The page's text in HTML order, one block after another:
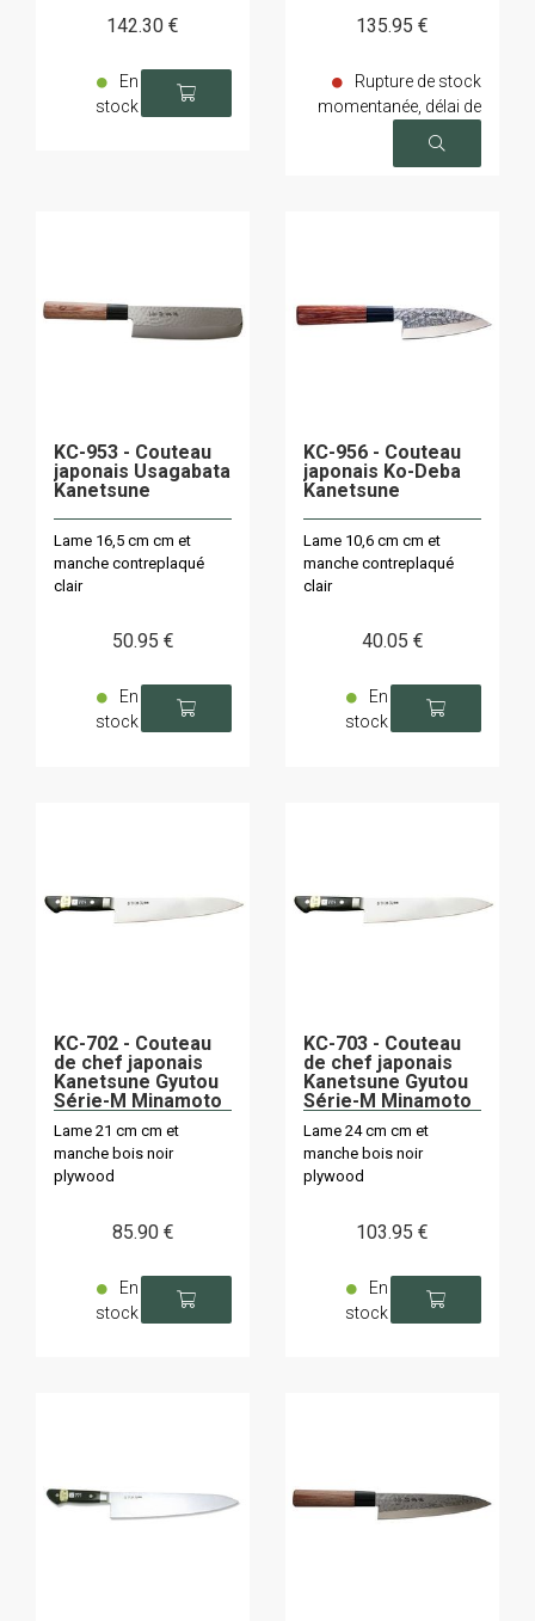
142.30 €
En
stock
135.95 €
Rupture de stock
momentanée, délai de
livraison sur demande
KC-953 - Couteau
japonais Usagabata
Kanetsune
Lame 16,5 cm cm et
manche contreplaqué
clair
50.95 €
En
stock
KC-956 - Couteau
japonais Ko-Deba
Kanetsune
Lame 10,6 cm cm et
manche contreplaqué
clair
40.05 €
En
stock
KC-702 - Couteau
de chef japonais
Kanetsune Gyutou
Série-M Minamoto
Kanemasa
Lame 21 cm cm et
manche bois noir
plywood
85.90 €
En
stock
KC-703 - Couteau
de chef japonais
Kanetsune Gyutou
Série-M Minamoto
Kanemasa
Lame 24 cm cm et
manche bois noir
plywood
103.95 €
En
stock